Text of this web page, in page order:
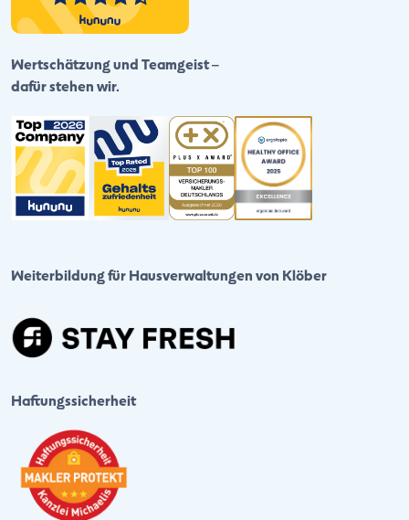
Wertschätzung und Teamgeist –
dafür stehen wir.
Weiterbildung für Hausverwaltungen von Klöber
Haftungssicherheit